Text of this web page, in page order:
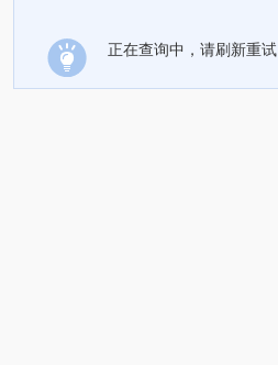
正在查询中，请刷新重试